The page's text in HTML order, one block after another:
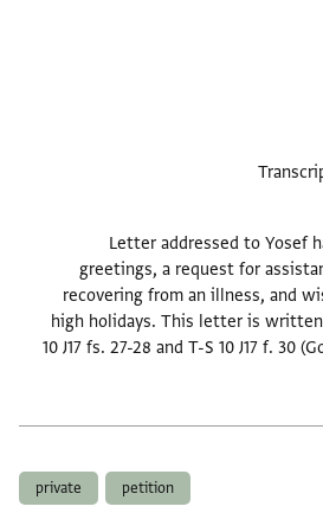
Letter addressed to Yosef
greetings, a request for
recovering from an illness, and
high holidays. This letter is
10 J17 fs. 27-28 and T-S 10 J17 f. 30
petition
private